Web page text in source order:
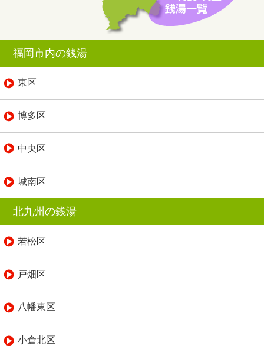
福岡市内の銭湯
東区
博多区
中央区
城南区
北九州の銭湯
若松区
戸畑区
八幡東区
小倉北区